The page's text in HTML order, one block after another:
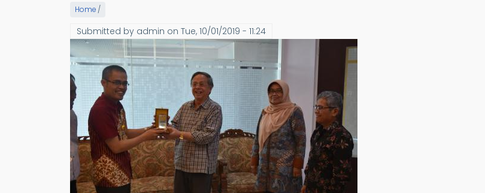
Home /
Submitted by admin on Tue, 10/01/2019 - 11:24